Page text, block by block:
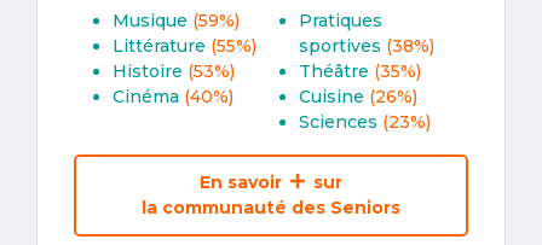
Musique (59%)
Littérature (55%)
Histoire (53%)
Cinéma (40%)
Pratiques
sportives (38%)
Théâtre (35%)
Cuisine (26%)
Sciences (23%)
En savoir
sur
la communauté des Seniors